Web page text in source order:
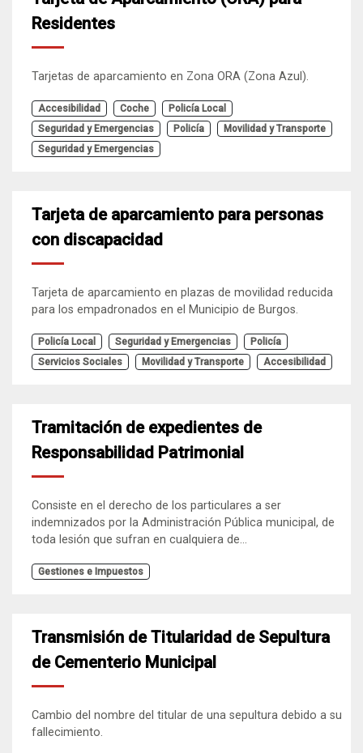
Residentes
Tarjetas de aparcamiento en Zona ORA (Zona Azul).
Accesibilidad Coche
Policía Local
Seguridad y Emergencias
Policía
Movilidad y Transporte
Seguridad y Emergencias
Tarjeta de aparcamiento para personas
con discapacidad
Tarjeta de aparcamiento en plazas de movilidad reducida
para los empadronados en el Municipio de Burgos.
Policía Local Seguridad y Emergencias
Policía
Servicios Sociales
Movilidad y Transporte Accesibilidad
Tramitación de expedientes de
Responsabilidad Patrimonial
Consiste en el derecho de los particulares a ser
indemnizados por la Administración Pública municipal, de
toda lesión que sufran en cualquiera de...
Gestiones e Impuestos
Transmisión de Titularidad de Sepultura
de Cementerio Municipal
Cambio del nombre del titular de una sepultura debido a su
fallecimiento.